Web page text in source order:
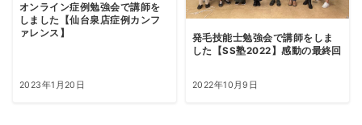
オンライン症例勉強会で講師を
しました【仙台泉店症例カンフ
ァレンス】
2023年1月20日
発毛技能士勉強会で講師をしま
した【SS塾2022】感動の最終回
2022年10月9日